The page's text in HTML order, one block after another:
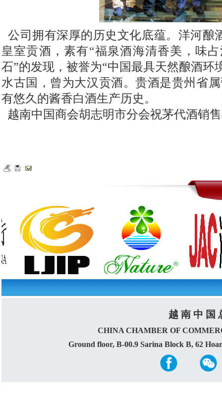
公司拥有深厚的历史文化底蕴。洋河酿
皇室贡酒，素有“福泉酒海清香美，味
石”的发现，被誉为“中国最具天然酿酒
水古国，曾为大汉贡酒。贵酒是贵州省
有悠久的酱香白酒生产历史。
越南中国商会胡志明市分会祝茅代酒销
越 南 中 国
CHINA CHAMBER OF
Ground floor, B-00.9 Sarina Block B, 62